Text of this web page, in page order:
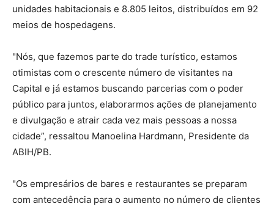
unidades habitacionais e 8.805 leitos, distribuídos em 92
meios de hospedagens.
"Nós, que fazemos parte do trade turístico, estamos
otimistas com o crescente número de visitantes na
Capital e já estamos buscando parcerias com o poder
público para juntos, elaborarmos ações de planejamento
e divulgação e atrair cada vez mais pessoas a nossa
cidade”, ressaltou Manoelina Hardmann, Presidente da
ABIH/PB.
"Os empresários de bares e restaurantes se preparam
com antecedência para o aumento no número de clientes